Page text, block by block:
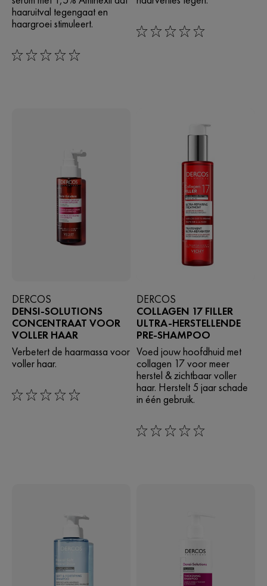
haaruitval tegengaat en
haargroei stimuleert.
0/5
0/5
DERCOS
DENSI-SOLUTIONS
CONCENTRAAT VOOR
VOLLER HAAR
Verbetert de haarmassa voor
voller haar.
0/5
DERCOS
COLLAGEN 17 FILLER
ULTRA-HERSTELLENDE
PRE-SHAMPOO
Voed jouw hoofdhuid met
collagen 17 voor meer
herstel & zichtbaar voller
haar. Herstelt 5 jaar schade
in één gebruik.
0/5